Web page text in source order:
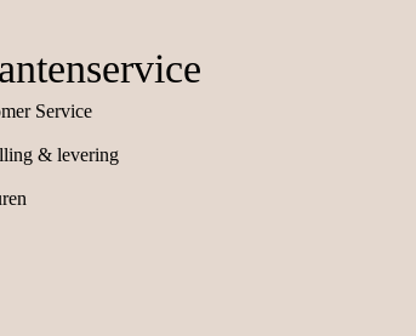
Service
& levering